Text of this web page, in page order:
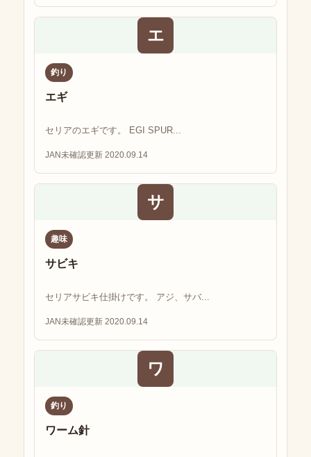
エ
釣り
エギ
セリアのエギです。 EGI SPUR...
JAN未確認更新 2020.09.14
サ
趣味
サビキ
セリアサビキ仕掛けです。 アジ、サバ...
JAN未確認更新 2020.09.14
ワ
釣り
ワーム針